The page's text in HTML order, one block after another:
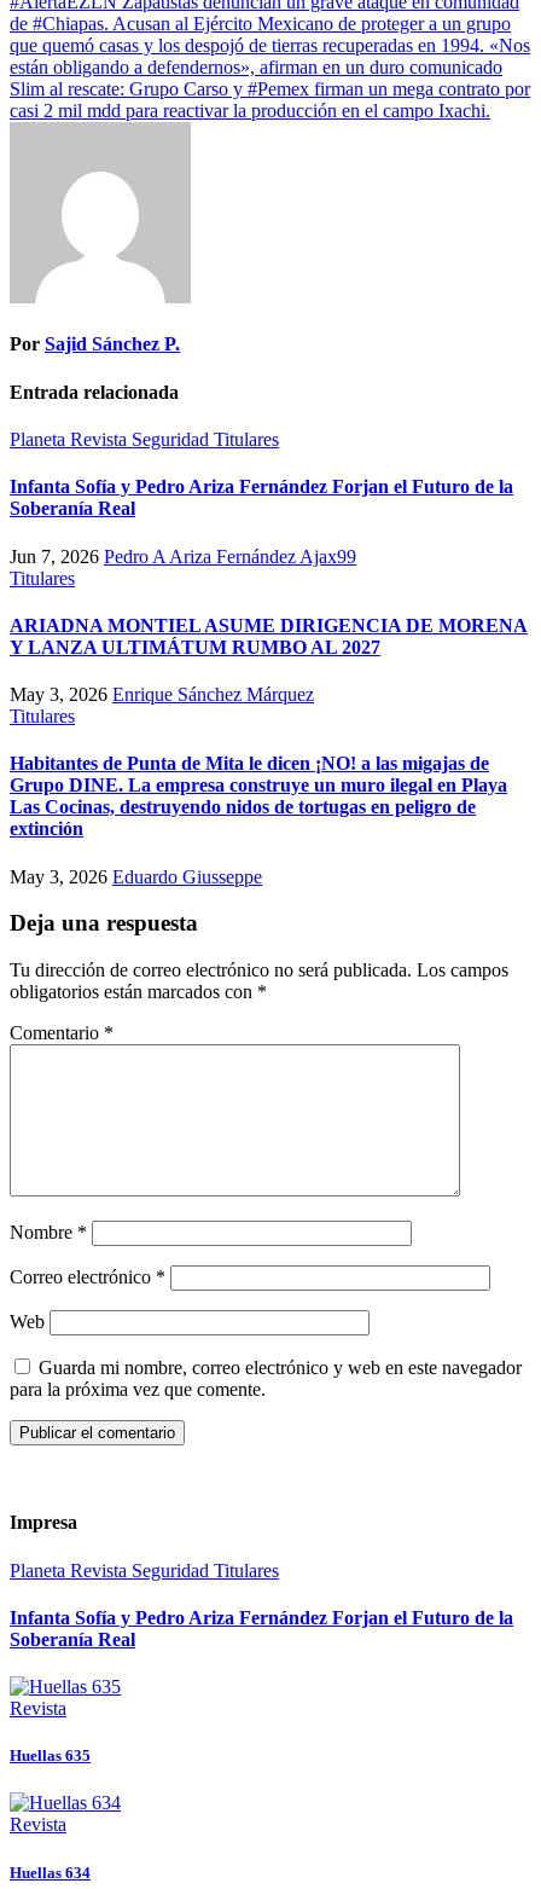
de #Chiapas. Acusan al Ejército Mexicano de proteger a un grupo
que quemó casas y los despojó de tierras recuperadas en 1994. «Nos
están obligando a defendernos», afirman en un duro comunicado
Slim al rescate: Grupo Carso y #Pemex firman un mega contrato por
casi 2 mil mdd para reactivar la producción en el campo Ixachi.
Por Sajid Sánchez P.
Entrada relacionada
Planeta Revista Seguridad Titulares
Infanta Sofía y Pedro Ariza Fernández Forjan el Futuro de la
Soberanía Real
Jun 7, 2026 Pedro A Ariza Fernández Ajax99
Titulares
ARIADNA MONTIEL ASUME DIRIGENCIA DE MORENA
Y LANZA ULTIMÁTUM RUMBO AL 2027
May 3, 2026 Enrique Sánchez Márquez
Titulares
Habitantes de Punta de Mita le dicen ¡NO! a las migajas de
Grupo DINE. La empresa construye un muro ilegal en Playa
Las Cocinas, destruyendo nidos de tortugas en peligro de
extinción
May 3, 2026 Eduardo Giusseppe
Deja una respuesta
Tu dirección de correo electrónico no será publicada. Los campos
obligatorios están marcados con *
Comentario *
Nombre *
Correo electrónico *
Web
Guarda mi nombre, correo electrónico y web en este navegador
para la próxima vez que comente.
Impresa
Planeta Revista Seguridad Titulares
Infanta Sofía y Pedro Ariza Fernández Forjan el Futuro de la
Soberanía Real
Revista
Huellas 635
Revista
Huellas 634